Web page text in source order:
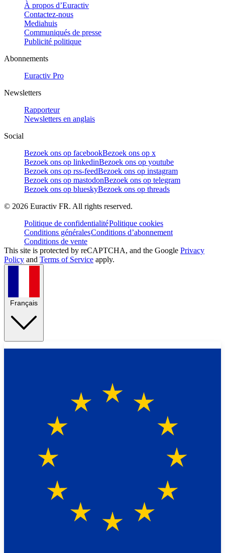
À propos d’Euractiv
Contactez-nous
Mediahuis
Communiqués de presse
Publicité politique
Abonnements
Euractiv Pro
Newsletters
Rapporteur
Newsletters en anglais
Social
Bezoek ons op facebookBezoek ons op x
Bezoek ons op linkedinBezoek ons op youtube
Bezoek ons op rss-feedBezoek ons op instagram
Bezoek ons op mastodonBezoek ons op telegram
Bezoek ons op blueskyBezoek ons op threads
© 2026 Euractiv FR. All rights reserved.
Politique de confidentialitéPolitique cookies
Conditions généralesConditions d’abonnement
Conditions de vente
This site is protected by reCAPTCHA, and the Google Privacy
Policy and Terms of Service apply.
Français